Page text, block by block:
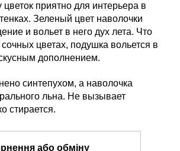
цветок приятно для интерьера в
Зеленый цвет наволочки
и вольет в него дух лета. Что
цветах, подушка вольется в
дополнением.
синтепухом, а наволочка
льна. Не вызывает
стирается.
або обміну